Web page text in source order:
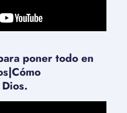
poner todo en